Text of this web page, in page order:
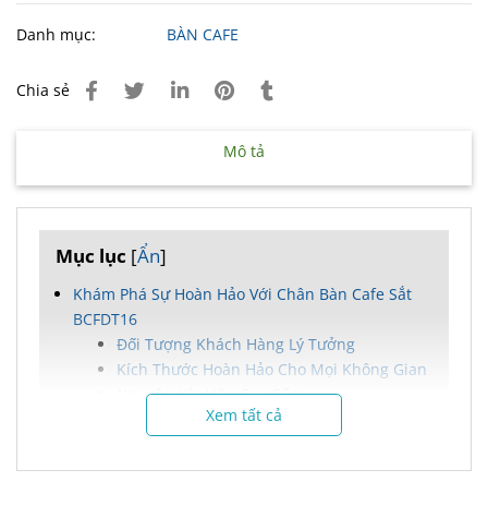
Danh mục: BÀN CAFE
Chia sẻ
Mô tả
Mục lục [Ẩn]
Khám Phá Sự Hoàn Hảo Với Chân Bàn Cafe Sắt
BCFDT16
Đối Tượng Khách Hàng Lý Tưởng
Kích Thước Hoàn Hảo Cho Mọi Không Gian
Nguyên Vật Liệu Cao Cấp
Tính Năng Ưu Việt
Chính Sách Bán Hàng Hấp Dẫn
Xem tất cả